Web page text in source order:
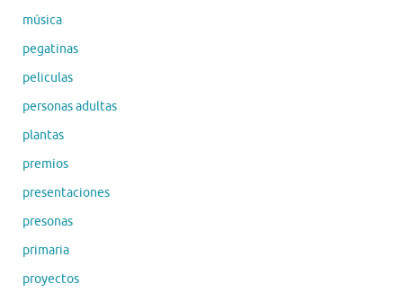
música
pegatinas
peliculas
personas adultas
plantas
premios
presentaciones
presonas
primaria
proyectos